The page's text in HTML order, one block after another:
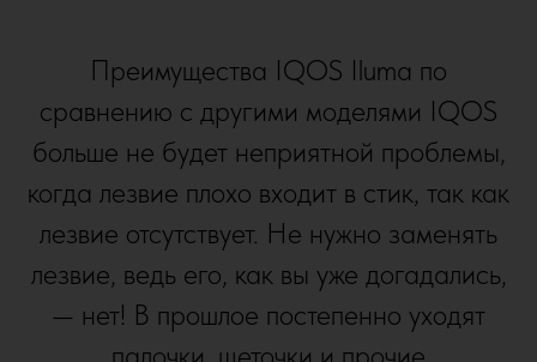
Преимущества IQOS Iluma по
сравнению с другими моделями IQOS
больше не будет неприятной проблемы,
когда лезвие плохо входит в стик, так как
лезвие отсутствует. Не нужно заменять
лезвие, ведь его, как вы уже догадались,
— нет! В прошлое постепенно уходят